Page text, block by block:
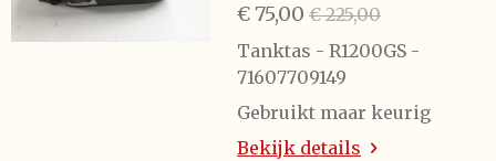
€ 75,00 € 225,00
Tanktas - R1200GS -
71607709149
Gebruikt maar keurig
Bekijk details